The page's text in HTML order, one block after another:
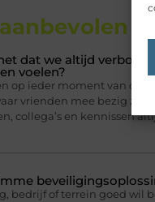
dat we altijd
voelen?
op ieder moment van de
vrienden mee bezig zijn.
collega’s en kennissen
bedrijf of terrein goed wil